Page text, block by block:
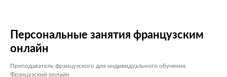
Персональные занятия французским
онлайн
Преподаватель французского для индивидуального обучения.
Французский онлайн